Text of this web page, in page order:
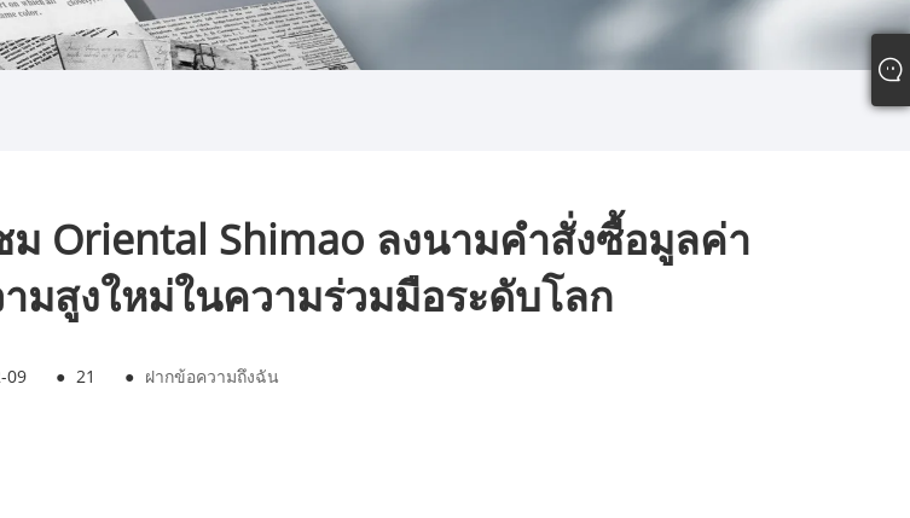
Oriental Shimao ลงนามคำสั่งซื้อมูลค่า
มสูงใหม่ในความร่วมมือระดับโลก
09 ● 21 ● ฝากข้อความถึงฉัน